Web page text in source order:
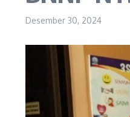
Desember 30, 2024